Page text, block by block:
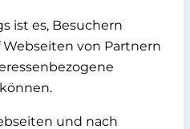
ist es, Besuchern
von Partnern
und nach